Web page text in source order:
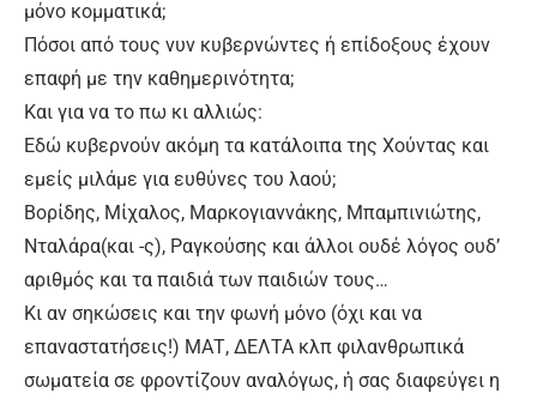
μόνο κομματικά;
Πόσοι από τους νυν κυβερνώντες ή επίδοξους έχουν
επαφή με την καθημερινότητα;
Και για να το πω κι αλλιώς:
Εδώ κυβερνούν ακόμη τα κατάλοιπα της Χούντας και
εμείς μιλάμε για ευθύνες του λαού;
Βορίδης, Μίχαλος, Μαρκογιαννάκης, Μπαμπινιώτης,
Νταλάρα(και -ς), Ραγκούσης και άλλοι ουδέ λόγος ουδ’
αριθμός και τα παιδιά των παιδιών τους…
Κι αν σηκώσεις και την φωνή μόνο (όχι και να
επαναστατήσεις!) ΜΑΤ, ΔΕΛΤΑ κλπ φιλανθρωπικά
σωματεία σε φροντίζουν αναλόγως, ἠ σας διαφεύγει η